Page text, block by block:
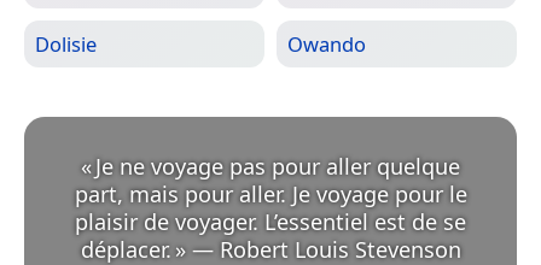
Dolisie Owando
«Je ne voyage pas pour aller quelque
part, mais pour aller. Je voyage pour le
plaisir de voyager. L’essentiel est de se
déplacer. » — Robert Louis Stevenson